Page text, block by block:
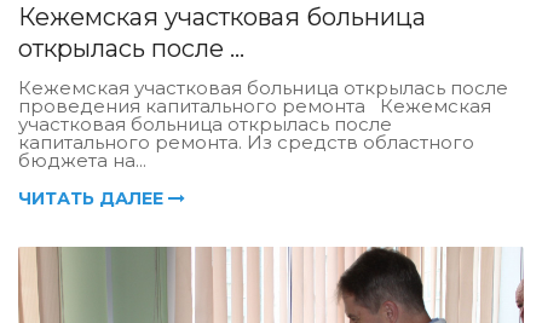
Кежемская участковая больница
открылась после ...
Кежемская участковая больница открылась после
проведения капитального ремонта Кежемская
участковая больница открылась после
капитального ремонта. Из средств областного
бюджета на...
ЧИТАТЬ ДАЛЕЕ